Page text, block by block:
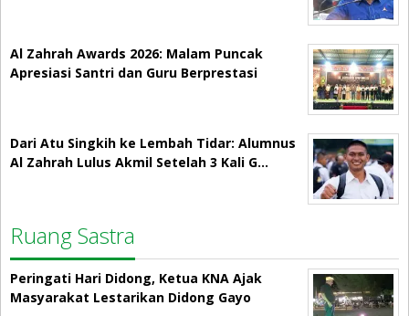
Al Zahrah Awards 2026: Malam Puncak
Apresiasi Santri dan Guru Berprestasi
Dari Atu Singkih ke Lembah Tidar: Alumnus
Al Zahrah Lulus Akmil Setelah 3 Kali G…
Ruang Sastra
Peringati Hari Didong, Ketua KNA Ajak
Masyarakat Lestarikan Didong Gayo